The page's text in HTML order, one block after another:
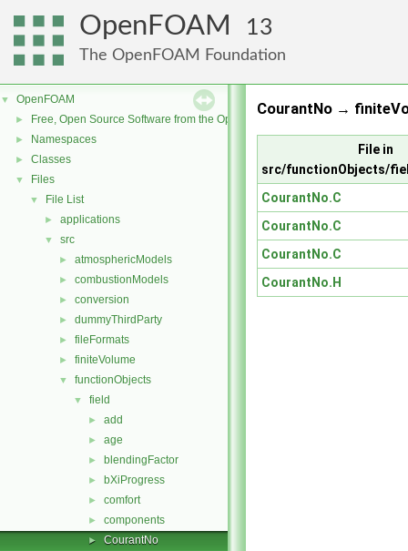
OpenFOAM 13
The OpenFOAM Foundation
▼ OpenFOAM
► Free, Open Source Software from the OpenFOAM Foundation
► Namespaces
► Classes
▼ Files
▼ File List
► applications
▼ src
► atmosphericModels
► combustionModels
► conversion
► dummyThirdParty
► fileFormats
► finiteVolume
▼ functionObjects
▼ field
► add
► age
► blendingFactor
► bXiProgress
► comfort
► components
► CourantNo
CourantNo →
File in
src/functionObjects/
CourantNo.C
CourantNo.C
CourantNo.C
CourantNo.H